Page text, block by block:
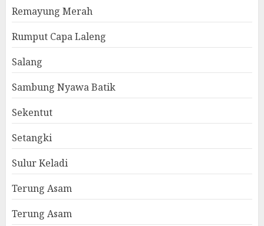
Remayung Merah
Rumput Capa Laleng
Salang
Sambung Nyawa Batik
Sekentut
Setangki
Sulur Keladi
Terung Asam
Terung Asam